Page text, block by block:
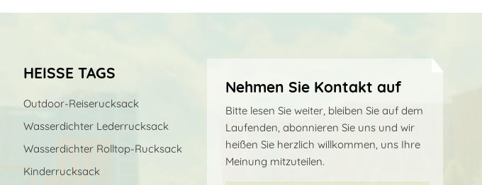
HEISSE TAGS
Outdoor-Reiserucksack
Wasserdichter Lederrucksack
Wasserdichter Rolltop-Rucksack
Kinderrucksack
Nehmen Sie Kontakt auf
Bitte lesen Sie weiter, bleiben Sie auf dem
Laufenden, abonnieren Sie uns und wir
heißen Sie herzlich willkommen, uns Ihre
Meinung mitzuteilen.